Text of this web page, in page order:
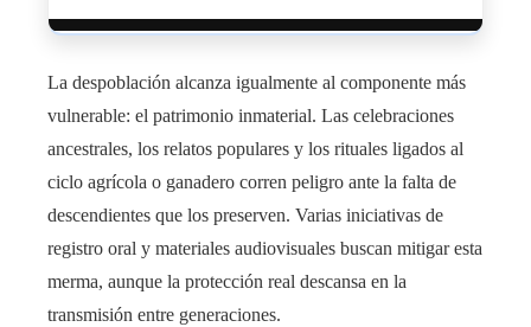
La despoblación alcanza igualmente al componente más
vulnerable: el patrimonio inmaterial. Las celebraciones
ancestrales, los relatos populares y los rituales ligados al
ciclo agrícola o ganadero corren peligro ante la falta de
descendientes que los preserven. Varias iniciativas de
registro oral y materiales audiovisuales buscan mitigar esta
merma, aunque la protección real descansa en la
transmisión entre generaciones.